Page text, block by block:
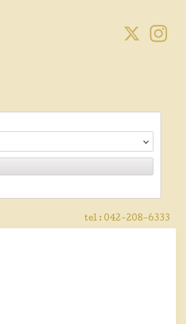
tel : 042-208-6333